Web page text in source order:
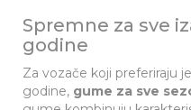
Spremne za sve
godine
Za vozače koji preferiraju
godine, gume za sve